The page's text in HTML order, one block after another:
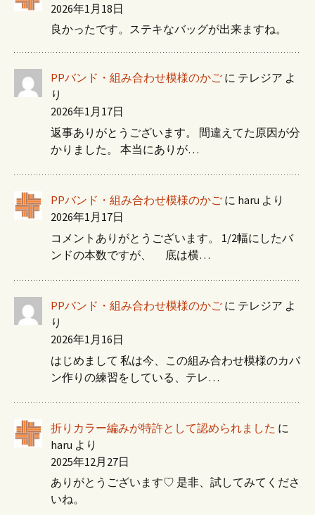
2026年1月18日
良かったです。ステキなバッグが出来ますね。
PPバンド・組み合わせ模様のかご に テレジア よ
り
2026年1月17日
返事ありがとうございます。 間違えてた原因が分
かりました。 本当にありが…
PPバンド・組み合わせ模様のかご に haru より
2026年1月17日
コメントありがとうございます。 1/2幅にしたバ
ンドの本数ですが、 底は横…
PPバンド・組み合わせ模様のかご に テレジア よ
り
2026年1月16日
はじめまして 私は今、この組み合わせ模様のカバ
ン作りの練習をしている、テレ…
折りカラー編みが特許として認められました に
haru より
2025年12月27日
ありがとうございます♡ 是非、試してみてくださ
いね。